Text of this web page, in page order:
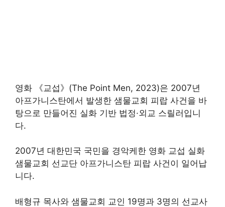
영화 《교섭》(The Point Men, 2023)은 2007년
아프가니스탄에서 발생한 샘물교회 피랍 사건을 바
탕으로 만들어진 실화 기반 법정·외교 스릴러입니
다.
2007년 대한민국 국민을 경악케한 영화 교섭 실화
샘물교회 선교단 아프가니스탄 피랍 사건이 일어납
니다.
배형규 목사와 샘물교회 교인 19명과 3명의 선교사